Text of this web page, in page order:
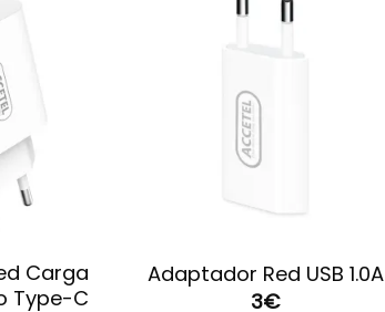
Carga
Type-C
Adaptador Red USB 1.0A
3€